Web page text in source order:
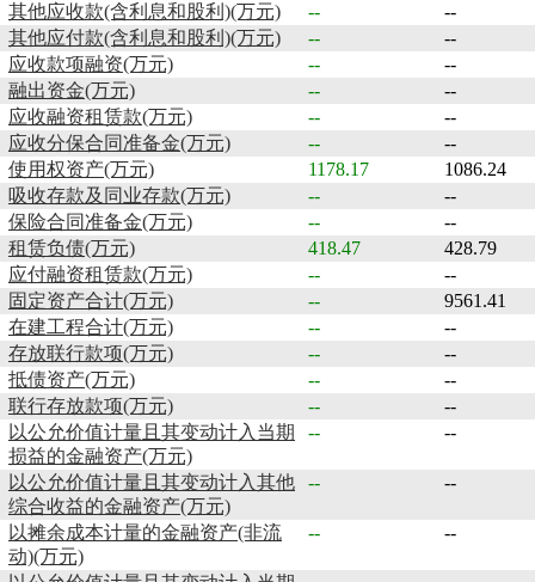
其他应收款(含利息和股利)(万元)
--
--
其他应付款(含利息和股利)(万元)
--
--
应收款项融资(万元)
--
--
融出资金(万元)
--
--
应收融资租赁款(万元)
--
--
应收分保合同准备金(万元)
--
--
使用权资产(万元)
1178.17
1086.24
吸收存款及同业存款(万元)
--
--
保险合同准备金(万元)
--
--
租赁负债(万元)
418.47
428.79
应付融资租赁款(万元)
--
--
固定资产合计(万元)
--
9561.41
在建工程合计(万元)
--
--
存放联行款项(万元)
--
--
抵债资产(万元)
--
--
联行存放款项(万元)
--
--
以公允价值计量且其变动计入当期
损益的金融资产(万元)
-- --
以公允价值计量且其变动计入其他
综合收益的金融资产(万元)
-- --
以摊余成本计量的金融资产(非流
动)(万元)
-- --